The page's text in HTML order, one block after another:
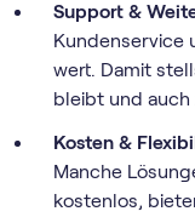
Support &
Kundenservice
wert. Damit
bleibt und
Kosten &
Manche
kostenlos,